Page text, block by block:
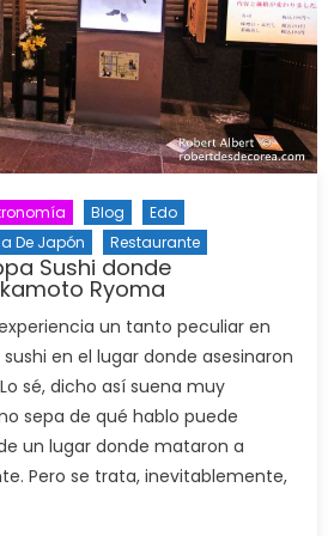
Blog
Edo
De Japón Restaurante
Sushi donde
Ryoma
un tanto peculiar en
en el lugar donde asesinaron
sé, dicho así suena muy
sepa de qué hablo puede
un lugar donde mataron a
Pero se trata, inevitablemente,